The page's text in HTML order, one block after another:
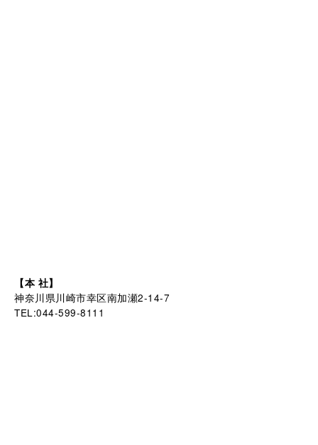
【本 社】
神奈川県川崎市幸区南加瀬2-14-7
TEL:044-599-8111